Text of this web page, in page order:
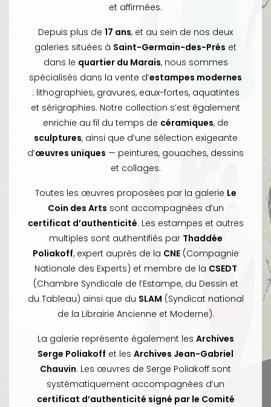
et affirmées.
Depuis plus de 17 ans, et au sein de nos deux
galeries situées à Saint-Germain-des-Prés et
dans le quartier du Marais, nous sommes
spécialisés dans la vente d’estampes modernes
: lithographies, gravures, eaux-fortes, aquatintes
et sérigraphies. Notre collection s’est également
enrichie au fil du temps de céramiques, de
sculptures, ainsi que d’une sélection exigeante
d’œuvres uniques — peintures, gouaches, dessins
et collages.
Toutes les œuvres proposées par la galerie Le
Coin des Arts sont accompagnées d’un
certificat d’authenticité. Les estampes et autres
multiples sont authentifiés par Thaddée
Poliakoff, expert auprès de la CNE(Compagnie
Nationale des Experts) et membre de la CSEDT
(Chambre Syndicale de l’Estampe, du Dessin et
du Tableau) ainsi que du SLAM (Syndicat national
de la Librairie Ancienne et Moderne).
La galerie représente également les Archives
Serge Poliakoff et les Archives Jean-Gabriel
Chauvin. Les œuvres de Serge Poliakoff sont
systématiquement accompagnées d’un
certificat d’authenticité signé par le Comité